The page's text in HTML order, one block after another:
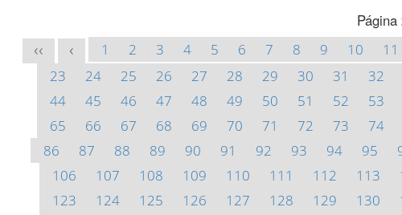
Página
<< < 1 2 3 4 5 6 7 8 9 10 11
23
24 25 26 27 28 29 30 31 32
44
45 46 47 48 49 50 51 52 53
65
66 67 68 69 70 71 72 73 74
86
87 88 89 90 91 92 93 94 95
106
107 108 109 110 111 112 113
123
124 125 126 127 128 129 130